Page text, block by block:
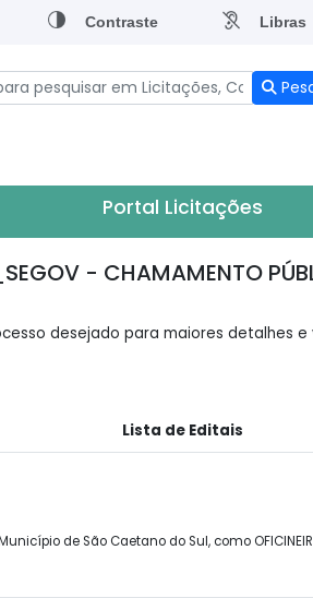
Contraste Libras
Portal Licitações
- CHAMAMENTO
desejado para maiores detalhes e
Lista de Editais
de São Caetano do Sul, como